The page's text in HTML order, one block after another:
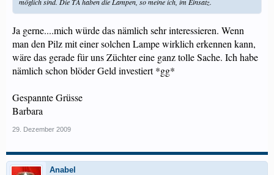
Ja gerne....mich würde das nämlich sehr interessieren. Wenn
man den Pilz mit einer solchen Lampe wirklich erkennen kann,
wäre das gerade für uns Züchter eine ganz tolle Sache. Ich habe
nämlich schon blöder Geld investiert *gg*
Gespannte Grüsse
Barbara
29. Dezember 2009
Anabel